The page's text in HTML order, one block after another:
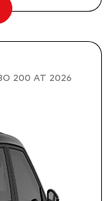
200 AT 2026